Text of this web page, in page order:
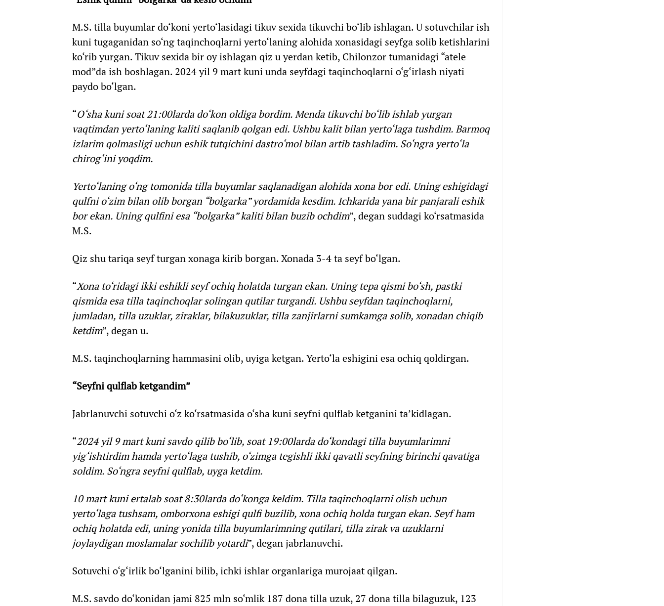
M.S. tilla buyumlar do‘koni yerto‘lasidagi tikuv sexida tikuvchi bo‘lib ishlagan. U sotuvchilar ish
kuni tugaganidan so‘ng taqinchoqlarni yerto‘laning alohida xonasidagi seyfga solib ketishlarini
ko‘rib yurgan. Tikuv sexida bir oy ishlagan qiz u yerdan ketib, Chilonzor tumanidagi “atele
mod”da ish boshlagan. 2024 yil 9 mart kuni unda seyfdagi taqinchoqlarni o‘g‘irlash niyati
paydo bo‘lgan.
“O‘sha kuni soat 21:00larda do‘kon oldiga bordim. Menda tikuvchi bo‘lib ishlab yurgan
vaqtimdan yerto‘laning kaliti saqlanib qolgan edi. Ushbu kalit bilan yerto‘laga tushdim. Barmoq
izlarim qolmasligi uchun eshik tutqichini dastro‘mol bilan artib tashladim. So‘ngra yerto‘la
chirog‘ini yoqdim.
Yerto‘laning o‘ng tomonida tilla buyumlar saqlanadigan alohida xona bor edi. Uning eshigidagi
qulfni o‘zim bilan olib borgan “bolgarka” yordamida kesdim. Ichkarida yana bir panjarali eshik
bor ekan. Uning qulfini esa “bolgarka” kaliti bilan buzib ochdim”, degan suddagi ko‘rsatmasida
M.S.
Qiz shu tariqa seyf turgan xonaga kirib borgan. Xonada 3-4 ta seyf bo‘lgan.
“Xona to‘ridagi ikki eshikli seyf ochiq holatda turgan ekan. Uning tepa qismi bo‘sh, pastki
qismida esa tilla taqinchoqlar solingan qutilar turgandi. Ushbu seyfdan taqinchoqlarni,
jumladan, tilla uzuklar, ziraklar, bilakuzuklar, tilla zanjirlarni sumkamga solib, xonadan chiqib
ketdim”, degan u.
M.S. taqinchoqlarning hammasini olib, uyiga ketgan. Yerto‘la eshigini esa ochiq qoldirgan.
“Seyfni qulflab ketgandim”
Jabrlanuvchi sotuvchi o‘z ko‘rsatmasida o‘sha kuni seyfni qulflab ketganini ta’kidlagan.
“2024 yil 9 mart kuni savdo qilib bo‘lib, soat 19:00larda do‘kondagi tilla buyumlarimni
yig‘ishtirdim hamda yerto‘laga tushib, o‘zimga tegishli ikki qavatli seyfning birinchi qavatiga
soldim. So‘ngra seyfni qulflab, uyga ketdim.
10 mart kuni ertalab soat 8:30larda do‘konga keldim. Tilla taqinchoqlarni olish uchun
yerto‘laga tushsam, omborxona eshigi qulfi buzilib, xona ochiq holda turgan ekan. Seyf ham
ochiq holatda edi, uning yonida tilla buyumlarimning qutilari, tilla zirak va uzuklarni
joylaydigan moslamalar sochilib yotardi”, degan jabrlanuvchi.
Sotuvchi o‘g‘irlik bo‘lganini bilib, ichki ishlar organlariga murojaat qilgan.
M.S. savdo do‘konidan jami 825 mln so‘mlik 187 dona tilla uzuk, 27 dona tilla bilaguzuk, 123